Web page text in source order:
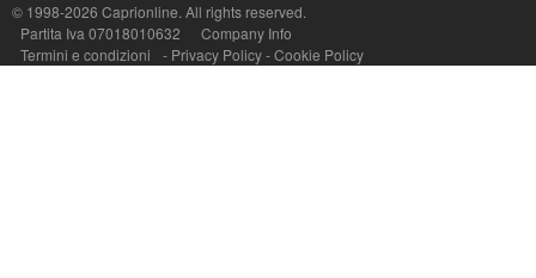
© 1998-2026 Caprionline. All rights reserved.
Partita Iva 07018010632
Company Info
Termini e condizioni
- Privacy Policy-Cookie Policy